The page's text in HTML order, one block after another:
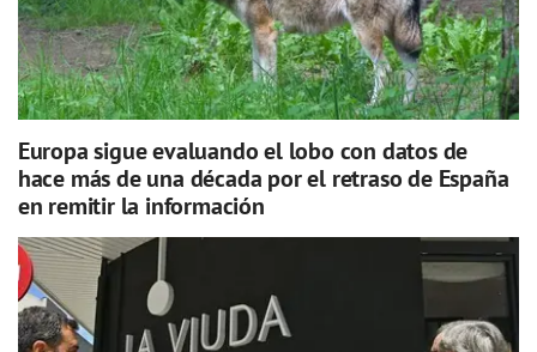
Europa sigue evaluando el lobo con datos de
hace más de una década por el retraso de España
en remitir la información